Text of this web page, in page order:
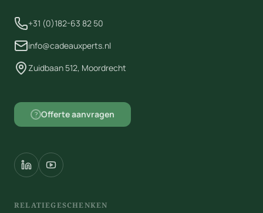
+31 (0)182-63 82 50
info@cadeauxperts.nl
Zuidbaan 512, Moordrecht
? Offerte aanvragen
RELATIEGESCHENKEN